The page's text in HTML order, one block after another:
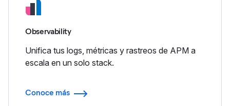
Observability
Unifica tus logs, métricas y rastreos de APM a
escala en un solo stack.
Conoce más